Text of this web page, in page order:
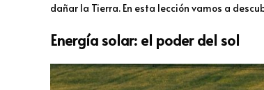
dañar la Tierra. En esta lección vamos a
Energía solar: el poder del sol